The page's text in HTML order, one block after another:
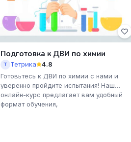
Подготовка к ДВИ по химии
Т Тетрика
4.8
Готовьтесь к ДВИ по химии с нами и
уверенно пройдите испытания! Наш
онлайн-курс предлагает вам удобный
формат обучения,